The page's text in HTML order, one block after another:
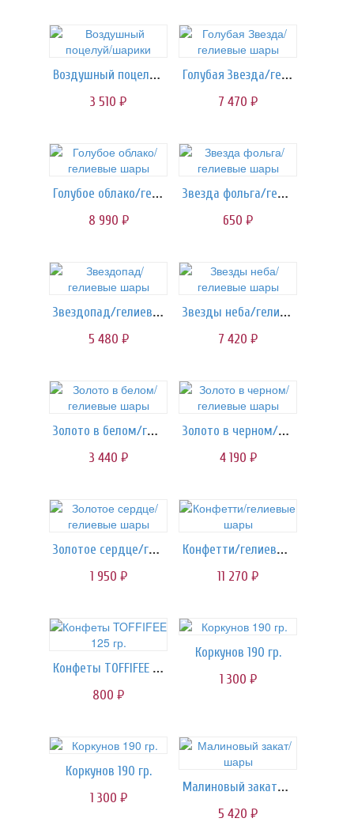
Воздушный поцелуй/шарики
3 510 руб.
Голубая Звезда/гелиевые шары
7 470 руб.
Голубое облако/гелиевые шары
8 990 руб.
Звезда фольга/гелиевые шары
650 руб.
Звездопад/гелиевые шары
5 480 руб.
Звезды неба/гелиевые шары
7 420 руб.
Золото в белом/гелиевые шары
3 440 руб.
Золото в черном/гелиевые шары
4 190 руб.
Золотое сердце/гелиевые шары
1 950 руб.
Конфетти/гелиевые шары
11 270 руб.
Конфеты TOFFIFEE 125 гр.
800 руб.
Коркунов 190 гр.
1 300 руб.
Коркунов 190 гр.
1 300 руб.
Малиновый закат/шары
5 420 руб.